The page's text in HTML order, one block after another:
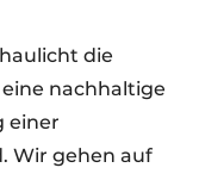
die
nachhaltige
einer
Wir gehen auf